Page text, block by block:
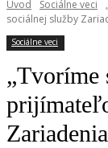
Úvod Sociálne veci
sociálnej služby
Sociálne veci
„Tvoríme